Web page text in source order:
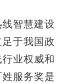
智慧建设
于我国政
业权威和
服务奖是